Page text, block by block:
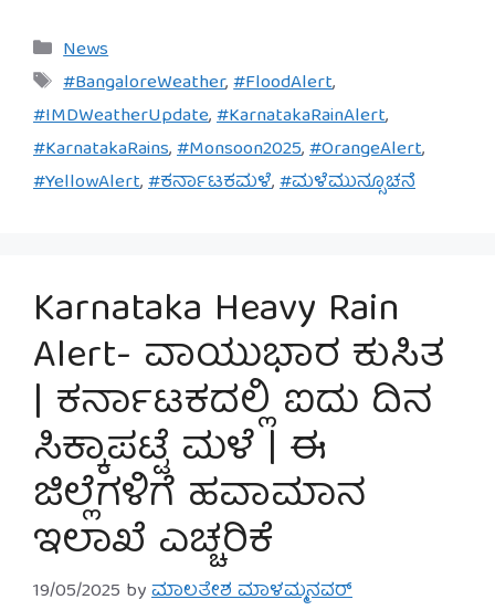
Categories
News
Tags
#BangaloreWeather,#FloodAlert,
#IMDWeatherUpdate,#KarnatakaRainAlert,
#KarnatakaRains,#Monsoon2025,#OrangeAlert,
#YellowAlert,#ಕರ್ನಾಟಕಮಳೆ,#ಮಳೆಮುನ್ಸೂಚನೆ
Karnataka Heavy Rain
Alert- ವಾಯುಭಾರ ಕುಸಿತ
| ಕರ್ನಾಟಕದಲ್ಲಿ ಐದು ದಿನ
ಸಿಕ್ಕಾಪಟ್ಟೆ ಮಳೆ | ಈ
ಜಿಲ್ಲೆಗಳಿಗೆ ಹವಾಮಾನ
ಇಲಾಖೆ ಎಚ್ಚರಿಕೆ
19/05/2025 byಮಾಲತೇಶ ಮಾಳಮ್ಮನವರ್